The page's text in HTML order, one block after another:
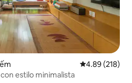
Calificación
4.89 (218)
estilo minimalista